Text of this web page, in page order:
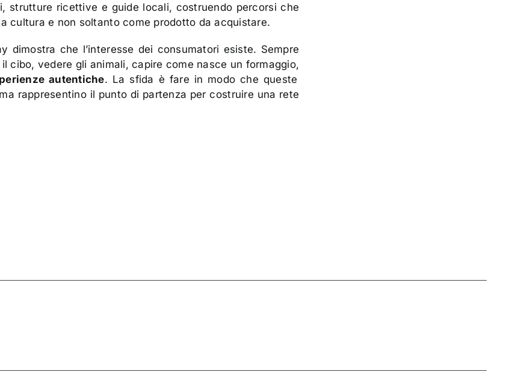
strutture ricettive e guide locali, costruendo percorsi che
cultura e non soltanto come prodotto da acquistare.
dimostra che l’interesse dei consumatori esiste. Sempre
cibo, vedere gli animali, capire come nasce un formaggio,
autentiche. La sfida è fare in modo che queste
rappresentino il punto di partenza per costruire una rete